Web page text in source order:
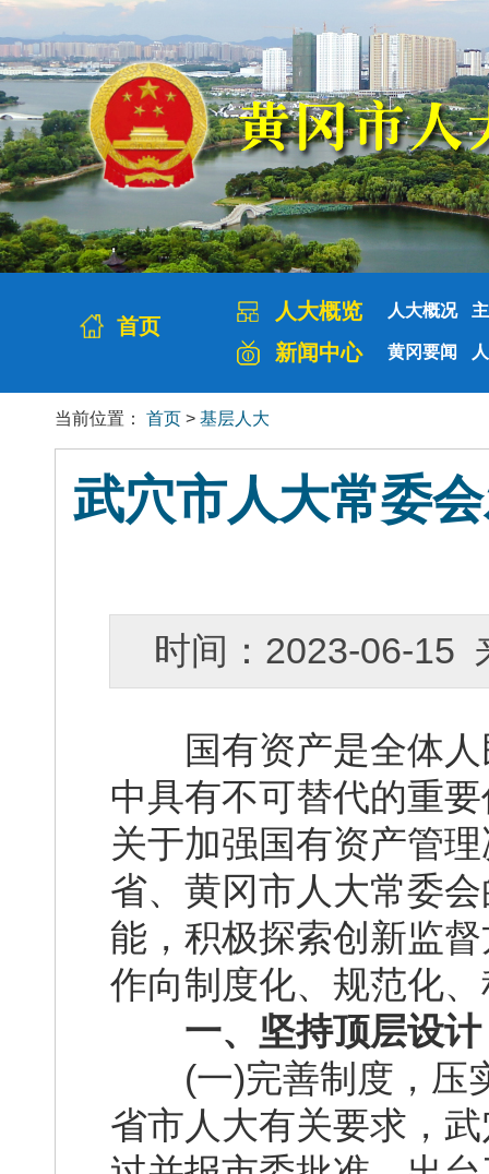
首页
人大概览 人大概况
新闻中心 黄冈要闻
当前位置： 首页 > 基层人大
武穴市人大常委
时间：2023-06-
国有资产是全体人
中具有不可替代的重
关于加强国有资产管
省、黄冈市人大常委
能，积极探索创新监
作向制度化、规范化
一、坚持顶层设
(一)完善制度，压实
省市人大有关要求，